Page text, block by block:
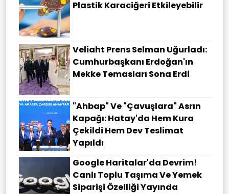
Plastik Karaciğeri Etkileyebilir
Veliaht Prens Selman Uğurladı:
Cumhurbaşkanı Erdoğan'ın
Mekke Temasları Sona Erdi
"Ahbap" Ve "çavuşlara" Asrın
Kapağı: Hatay'da Hem Kura
Çekildi Hem Dev Teslimat
Yapıldı
Google Haritalar'da Devrim!
Canlı Toplu Taşıma Ve Yemek
Siparişi Özelliği Yayında